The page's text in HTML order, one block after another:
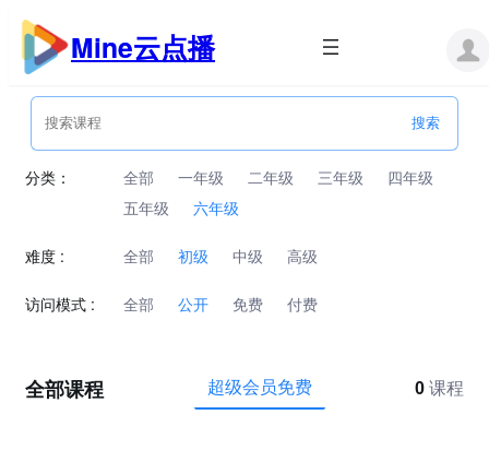
跳
内
Mine云点播
分类： 全部 一年级 二年级 三年级
四年级
五年级
六年级
难度 : 全部 初级 中级 高级
访问模式 : 全部 公开 免费 付费
全部课程 超级会员免费 0 课程